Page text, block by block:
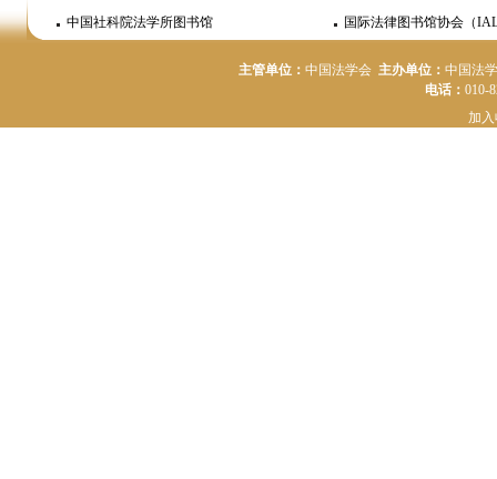
中国社科院法学所图书馆 国际法律图书馆协会（
主管单位： 中国法学会 主办单位： 中国法
电话： 010-
加